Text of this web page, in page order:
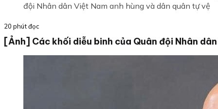
đội Nhân dân Việt Nam anh hùng và dân quân tự vệ
20 phút đọc
[Ảnh] Các khối diễu binh của Quân đội Nhân